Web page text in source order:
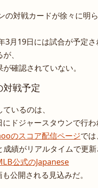
の対戦カードが徐々に明
3月19日には試合が予定さ
、
確認されていない。
対戦予定
いるのは、
ドジャースタウンで行
のスコア配信ページでは、
成績がリアルタイムで更新
公式のJapanese
公開される見込みだ。